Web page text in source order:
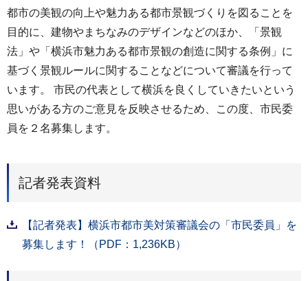
都市の美観の向上や魅力ある都市景観づくりを図ることを
目的に、建物やまちなみのデザインなどのほか、「景観
法」や「横浜市魅力ある都市景観の創造に関する条例」に
基づく景観ルールに関することなどについて審議を行って
います。 市民の代表として横浜を良くしていきたいという
思いがある方のご意見を反映させるため、この度、市民委
員を２名募集します。
記者発表資料
【記者発表】横浜市都市美対策審議会の「市民委員」を
募集します！（PDF：1,236KB）